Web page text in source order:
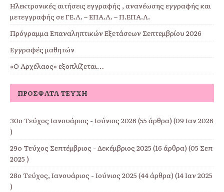
Ηλεκτρονικές αιτήσεις εγγραφής , ανανέωσης εγγραφής και
μετεγγραφής σε ΓΕ.Λ. – ΕΠΑ.Λ. – Π.ΕΠΑ.Λ.
Πρόγραμμα Επαναληπτικών Εξετάσεων Σεπτεμβρίου 2026
Εγγραφές μαθητών
«Ο Αρχέλαος» εξοπλίζεται…
ΠΡΌΣΦΑΤΑ ΤΕΎΧΗ
30ο Τεύχος Ιανουάριος - Ιούνιος 2026 (55 άρθρα) (09 Ιαν 2026
)
29o Τεύχος Σεπτέμβριος - Δεκέμβριος 2025 (16 άρθρα) (05 Σεπ
2025 )
28ο Τεύχος, Ιανουάριος - Ιούνιος 2025 (44 άρθρα) (14 Ιαν 2025
)